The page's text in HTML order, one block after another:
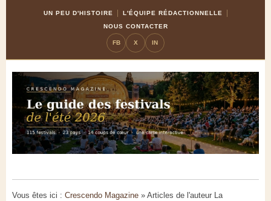
UN PEU D'HISTOIRE
L'ÉQUIPE RÉDACTIONNELLE
NOUS CONTACTER
FB X IN
Vous êtes ici : Crescendo Magazine » Articles de l'auteur La